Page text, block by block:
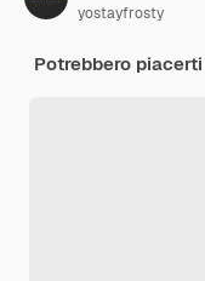
yostayfrosty
Potrebbero